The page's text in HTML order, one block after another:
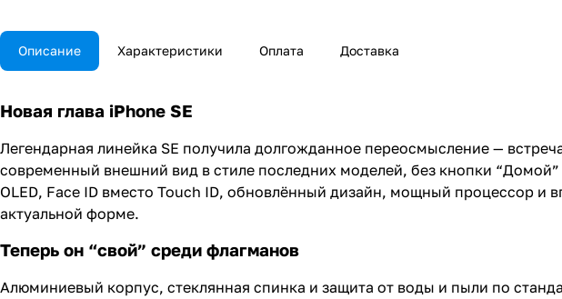
Описание Характеристики Оплата Доставка
Новая глава iPhone SE
Легендарная линейка SE получила долгожданное переосмысление —
современный внешний вид в стиле последних моделей, без кнопки
OLED, Face ID вместо Touch ID, обновлённый дизайн, мощный процессор и
актуальной форме.
Теперь он “свой” среди флагманов
Алюминиевый корпус, стеклянная спинка и защита от воды и пыли по